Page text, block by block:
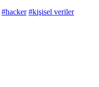
#hacker #kişisel veriler